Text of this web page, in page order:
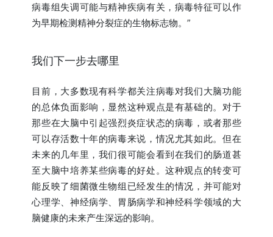
病毒组失调可能与精神疾病有关，病毒特征可以作
为早期检测精神分裂症的生物标志物。”
我们下一步去哪里
目前，大多数现有科学都关注病毒对我们大脑功能
的总体负面影响，显然这种观点是有基础的。对于
那些在大脑中引起强烈炎症状态的病毒，或者那些
可以存活数十年的病毒来说，情况尤其如此。但在
未来的几年里，我们很可能会看到在我们的肠道甚
至大脑中培养某些病毒的好处。这种观点的转变可
能反映了细菌微生物组已经发生的情况，并可能对
心理学、神经病学、胃肠病学和神经科学领域的大
脑健康的未来产生深远的影响。